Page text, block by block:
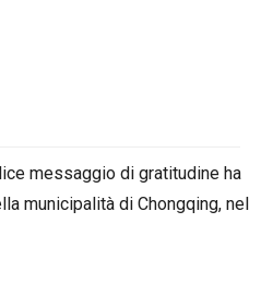
messaggio di gratitudine ha
municipalità di Chongqing, nel